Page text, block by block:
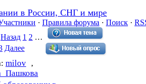
в России, СНГ и мире
· Правила форума · Поиск ·
Назад 1 2 …
Далее
milov ,